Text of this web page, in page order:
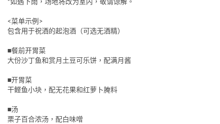
<菜单示例>
包含用于祝酒的起泡酒（可选无酒精）
■餐前开胃菜
大份沙丁鱼和赏月土豆可乐饼，配满月酱
■开胃菜
干鲣鱼小块，配无花果和红萝卜腌料
■汤
栗子百合浓汤，配白味噌